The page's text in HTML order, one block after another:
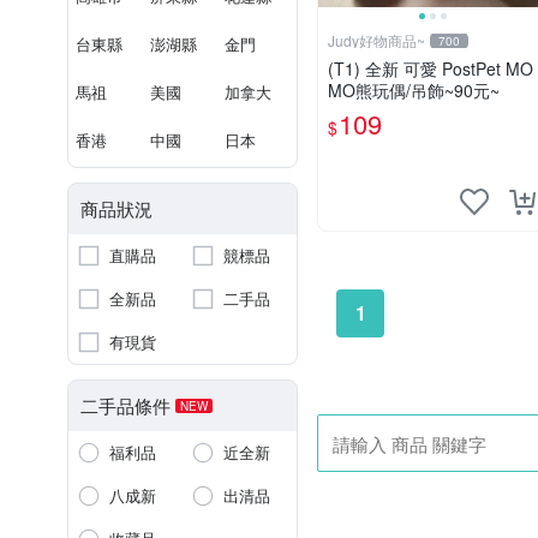
台東縣 澎湖縣 金門
馬祖 美國 加拿大
香港 中國 日本
商品狀況
直購品
競標品
全新品
二手品
有現貨
二手品條件 NEW
福利品
近全新
八成新
出清品
Judy好物商品~ 700
(T1) 全新 可愛 PostPet MO
MO熊玩偶/吊飾~90元~
$109
1